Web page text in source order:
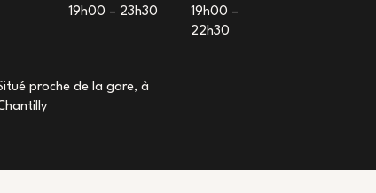
19h00 – 23h30
19h00 –
22h30
proche de la gare, à